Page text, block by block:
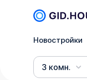
Новостройки
3 комн.